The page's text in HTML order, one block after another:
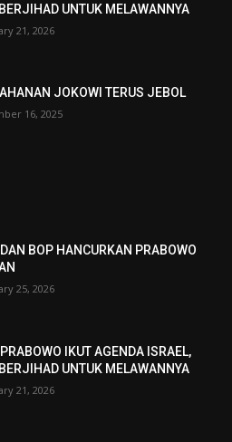
UNTUK MELAWANNYA
21, 2026
JOKOWI TERUS JEBOL
16, 2025
BOP HANCURKAN PRABOWO
25, 2026
IKUT AGENDA ISRAEL,
UNTUK MELAWANNYA
21, 2026